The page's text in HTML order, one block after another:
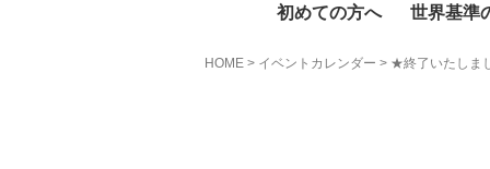
初めての方へ 世界基準
HOME > イベントカレンダー > ★終了いたし